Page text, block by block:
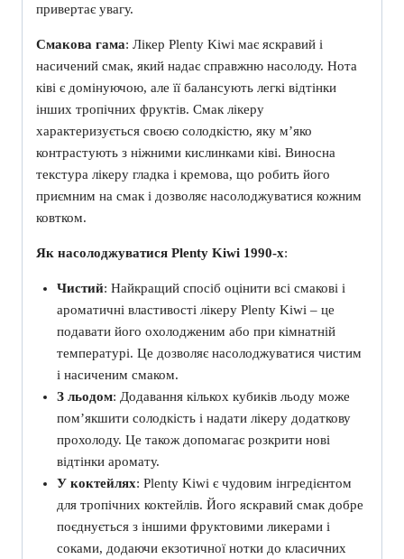
привертає увагу.
Смакова гама: Лікер Plenty Kiwi має яскравий і
насичений смак, який надає справжню насолоду. Нота
ківі є домінуючою, але її балансують легкі відтінки
інших тропічних фруктів. Смак лікеру
характеризується своєю солодкістю, яку м’яко
контрастують з ніжними кислинками ківі. Виносна
текстура лікеру гладка і кремова, що робить його
приємним на смак і дозволяє насолоджуватися кожним
ковтком.
Як насолоджуватися Plenty Kiwi 1990-х:
Чистий: Найкращий спосіб оцінити всі смакові і
ароматичні властивості лікеру Plenty Kiwi – це
подавати його охолодженим або при кімнатній
температурі. Це дозволяє насолоджуватися чистим
і насиченим смаком.
З льодом: Додавання кількох кубиків льоду може
пом’якшити солодкість і надати лікеру додаткову
прохолоду. Це також допомагає розкрити нові
відтінки аромату.
У коктейлях: Plenty Kiwi є чудовим інгредієнтом
для тропічних коктейлів. Його яскравий смак добре
поєднується з іншими фруктовими ликерами і
соками, додаючи екзотичної нотки до класичних